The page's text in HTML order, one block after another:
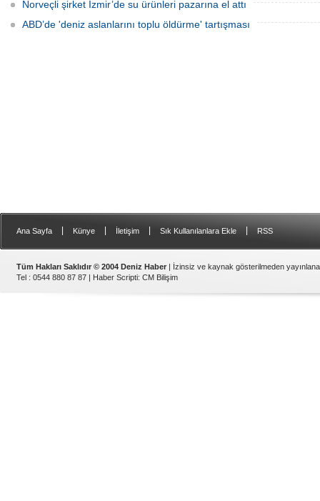
Norveçli şirket İzmir’de su ürünleri pazarına el attı
ABD’de 'deniz aslanlarını toplu öldürme' tartışması
Ana Sayfa Künye İletişim Sık Kullanılanlara Ekle RSS
Tüm Hakları Saklıdır © 2004 Deniz Haber | İzinsiz ve kaynak gösterilmeden
Tel : 0544 880 87 87 | Haber Scripti: CM Bilişim